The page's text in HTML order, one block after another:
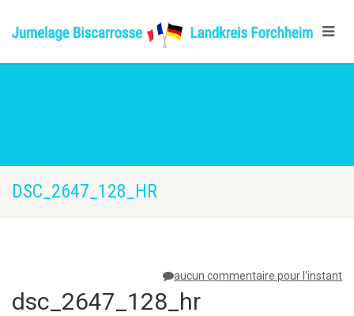
DSC_2647_128_HR
aucun commentaire pour l'instant
dsc_2647_128_hr